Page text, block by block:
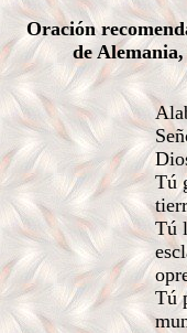
Oración
de
Tú
Tú
Tú